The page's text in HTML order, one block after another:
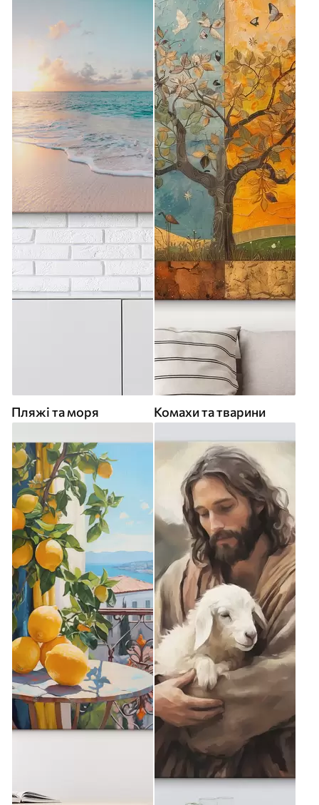
Пляжі та моря Комахи та тварини